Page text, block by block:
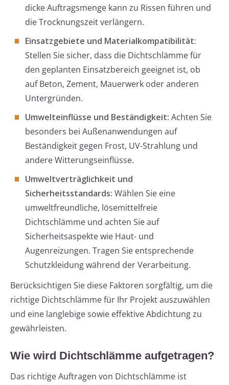
dicke Auftragsmenge kann zu Rissen führen und
die Trocknungszeit verlängern.
Einsatzgebiete und Materialkompatibilität:
Stellen Sie sicher, dass die Dichtschlämme für
den geplanten Einsatzbereich geeignet ist, ob
auf Beton, Zement, Mauerwerk oder anderen
Untergründen.
Umwelteinflüsse und Beständigkeit: Achten Sie
besonders bei Außenanwendungen auf
Beständigkeit gegen Frost, UV-Strahlung und
andere Witterungseinflüsse.
Umweltverträglichkeit und
Sicherheitsstandards: Wählen Sie eine
umweltfreundliche, lösemittelfreie
Dichtschlämme und achten Sie auf
Sicherheitsaspekte wie Haut- und
Augenreizungen. Tragen Sie entsprechende
Schutzkleidung während der Verarbeitung.
Berücksichtigen Sie diese Faktoren sorgfältig, um die
richtige Dichtschlämme für Ihr Projekt auszuwählen
und eine langlebige sowie effektive Abdichtung zu
gewährleisten.
Wie wird Dichtschlämme aufgetragen?
Das richtige Auftragen von Dichtschlämme ist